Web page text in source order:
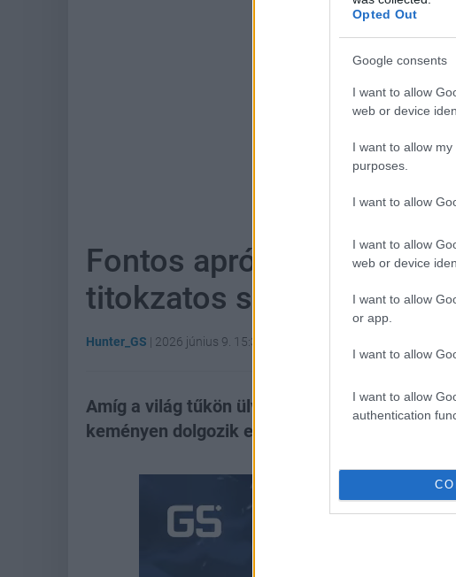
Opted Out
Google consents
I want to allow
web or device
I want to allow
purposes.
I want to allow
I want to allow
web or device
I want to allow
or app.
I want to allow
I want to allow
authentication
Fontos apróságok
titokzatos
Hunter_GS | 2026 június 9. 15:31
Amíg a világ tűkön ülve várja a The Witcher 4-
keményen dolgozik egy új világ megalapozásán